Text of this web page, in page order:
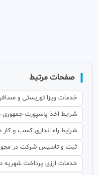
صفحات مرتبط
خدمات ویزا توریستی و
شرایط اخذ پاسپورت جمهوری
شرایط راه اندازی کسب و کار
ثبت و تاسیس شرکت در
خدمات ارزی پرداخت شهریه